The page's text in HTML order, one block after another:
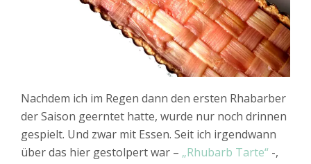
Nachdem ich im Regen dann den ersten Rhabarber
der Saison geerntet hatte, wurde nur noch drinnen
gespielt. Und zwar mit Essen. Seit ich irgendwann
über das hier gestolpert war – „Rhubarb Tarte“ -,